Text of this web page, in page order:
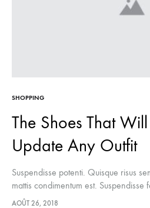
SHOPPING
The Shoes That
Update Any Outfit
Suspendisse potenti. Quisque risus
mattis condimentum est. Suspendisse
lectus euismod accumsan. Nam felis
AOÛT 26, 2018